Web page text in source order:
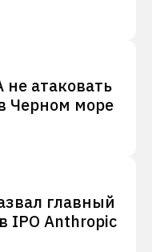
атаковать
Черном море
главный
IPO Anthropic